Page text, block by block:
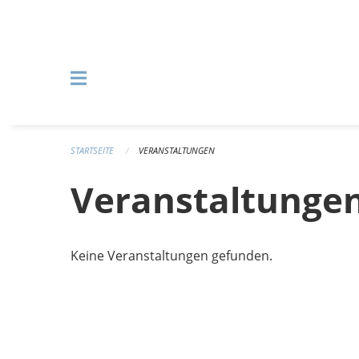
STARTSEITE VERANSTALTUNGEN
Keine Veranstaltungen gefunden.